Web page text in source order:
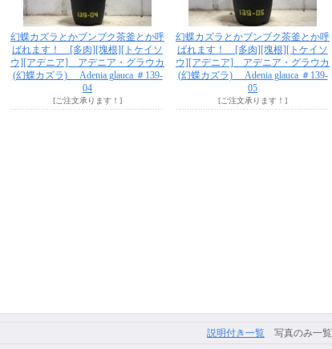
幻蝶カズラとかブンブク茶釜とか呼
ばれます！ [多肉][塊根][トケイソ
ウ][アデニア] アデニア・グラウカ
(幻蝶カズラ) Adenia glauca ＃139-
04
[ご注文承ります！]
幻蝶カズラとかブンブク茶釜とか呼
ばれます！ [多肉][塊根][トケイソ
ウ][アデニア] アデニア・グラウカ
(幻蝶カズラ) Adenia glauca ＃139-
05
[ご注文承ります！]
説明付き一覧 写真のみ一覧